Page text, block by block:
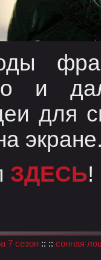
и
для
ЗДЕСЬ!
7 сезон:: :: сонная